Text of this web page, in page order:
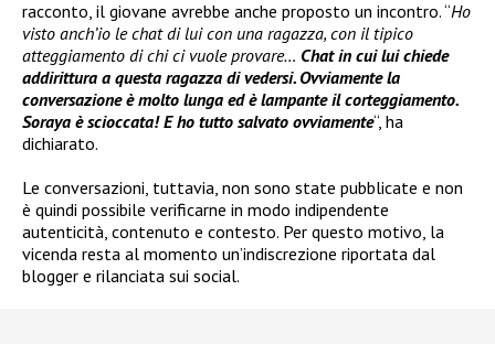
racconto, il giovane avrebbe anche proposto un incontro. “Ho
visto anch’io le chat di lui con una ragazza, con il tipico
atteggiamento di chi ci vuole provare… Chat in cui lui chiede
addirittura a questa ragazza di vedersi. Ovviamente la
conversazione è molto lunga ed è lampante il corteggiamento.
Soraya è scioccata! E ho tutto salvato ovviamente“, ha
dichiarato.
Le conversazioni, tuttavia, non sono state pubblicate e non
è quindi possibile verificarne in modo indipendente
autenticità, contenuto e contesto. Per questo motivo, la
vicenda resta al momento un’indiscrezione riportata dal
blogger e rilanciata sui social.